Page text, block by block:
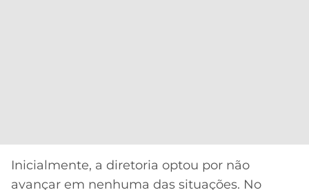
Inicialmente, a diretoria optou por não
avançar em nenhuma das situações. No